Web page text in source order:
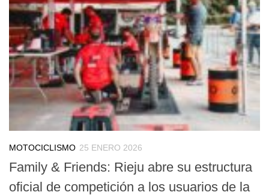
MOTOCICLISMO 25 ENERO 2026
Family & Friends: Rieju abre su estructura
oficial de competición a los usuarios de la